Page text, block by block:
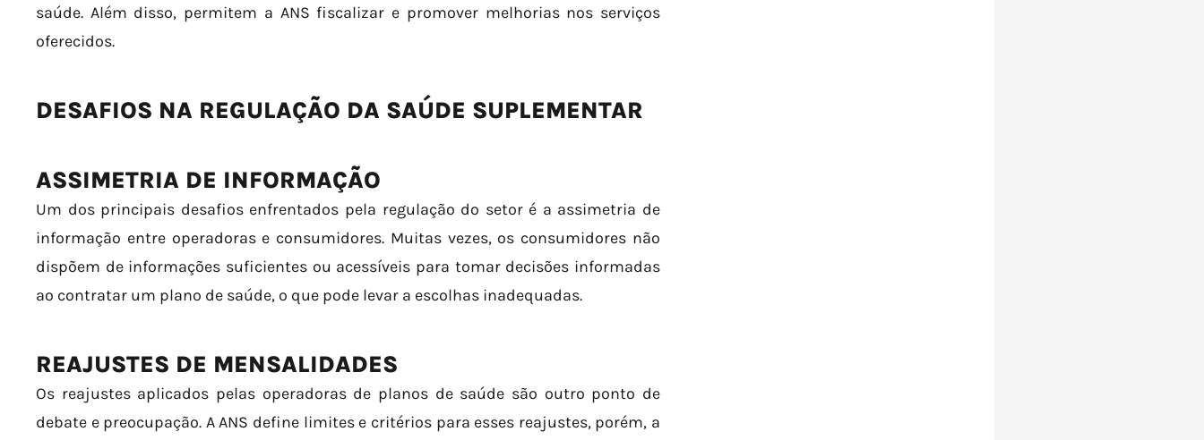
saúde. Além disso, permitem a ANS fiscalizar e promover melhorias nos serviços
oferecidos.
DESAFIOS NA REGULAÇÃO DA SAÚDE SUPLEMENTAR
ASSIMETRIA DE INFORMAÇÃO
Um dos principais desafios enfrentados pela regulação do setor é a assimetria de
informação entre operadoras e consumidores. Muitas vezes, os consumidores não
dispõem de informações suficientes ou acessíveis para tomar decisões informadas
ao contratar um plano de saúde, o que pode levar a escolhas inadequadas.
REAJUSTES DE MENSALIDADES
Os reajustes aplicados pelas operadoras de planos de saúde são outro ponto de
debate e preocupação. A ANS define limites e critérios para esses reajustes, porém, a